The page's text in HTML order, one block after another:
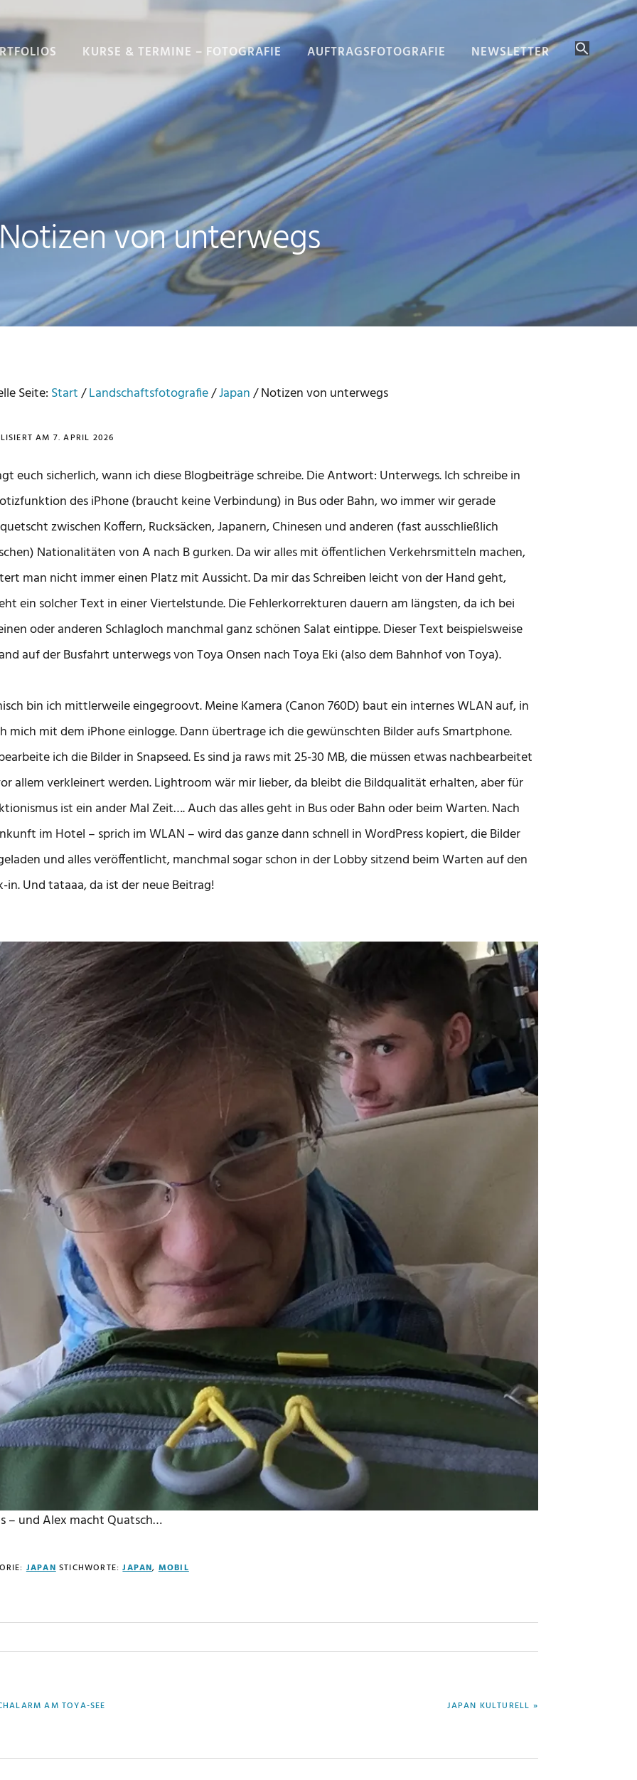
KURSE & TERMINE – FOTOGRAFIE AUFTRAGSFOTOGRAFIE NEWSLETTER
von unterwegs
Seite: Start/Landschaftsfotografie/Japan/Notizen von unterwegs
AM 7. APRIL 2026
euch sicherlich, wann ich diese Blogbeiträge schreibe. Die Antwort: Unterwegs. Ich schreibe in
des iPhone (braucht keine Verbindung) in Bus oder Bahn, wo immer wir gerade
zwischen Koffern, Rucksäcken, Japanern, Chinesen und anderen (fast ausschließlich
Nationalitäten von A nach B gurken. Da wir alles mit öffentlichen Verkehrsmitteln machen,
man nicht immer einen Platz mit Aussicht. Da mir das Schreiben leicht von der Hand geht,
ein solcher Text in einer Viertelstunde. Die Fehlerkorrekturen dauern am längsten, da ich bei
oder anderen Schlagloch manchmal ganz schönen Salat eintippe. Dieser Text beispielsweise
auf der Busfahrt unterwegs von Toya Onsen nach Toya Eki (also dem Bahnhof von Toya).
bin ich mittlerweile eingegroovt. Meine Kamera (Canon 760D) baut ein internes WLAN auf, in
mich mit dem iPhone einlogge. Dann übertrage ich die gewünschten Bilder aufs Smartphone.
ich die Bilder in Snapseed. Es sind ja raws mit 25-30 MB, die müssen etwas nachbearbeitet
allem verkleinert werden. Lightroom wär mir lieber, da bleibt die Bildqualität erhalten, aber für
ist ein ander Mal Zeit…. Auch das alles geht in Bus oder Bahn oder beim Warten. Nach
im Hotel – sprich im WLAN – wird das ganze dann schnell in WordPress kopiert, die Bilder
und alles veröffentlicht, manchmal sogar schon in der Lobby sitzend beim Warten auf den
in. Und tataaa, da ist der neue Beitrag!
– und Alex macht Quatsch…
JAPAN STICHWORTE:JAPAN,MOBIL
AM TOYA-SEE
NÄCHSTER
JAPAN KULTURELL »